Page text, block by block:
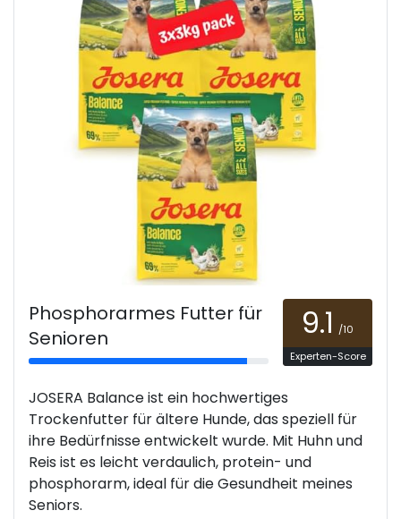
Phosphorarmes Futter für
Senioren
9.1 /10
Experten-Score
JOSERA Balance ist ein hochwertiges
Trockenfutter für ältere Hunde, das speziell für
ihre Bedürfnisse entwickelt wurde. Mit Huhn und
Reis ist es leicht verdaulich, protein- und
phosphorarm, ideal für die Gesundheit meines
Seniors.